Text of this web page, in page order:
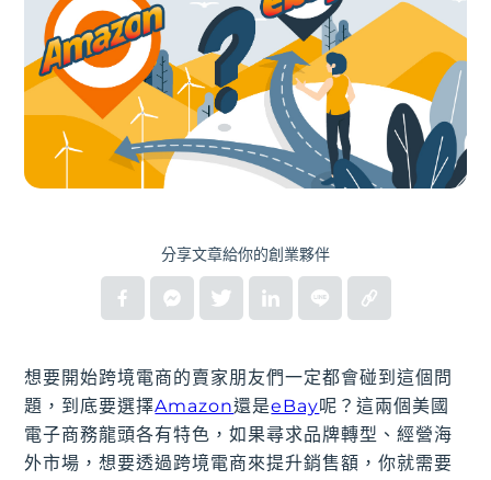
分享文章給你的創業夥伴
想要開始跨境電商的賣家朋友們一定都會碰到這個問
題，到底要選擇Amazon還是eBay呢？這兩個美國
電子商務龍頭各有特色，如果尋求品牌轉型、經營海
外市場，想要透過跨境電商來提升銷售額，你就需要